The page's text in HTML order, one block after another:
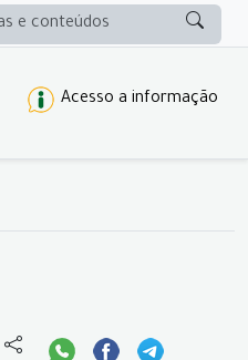
Acesso a informação